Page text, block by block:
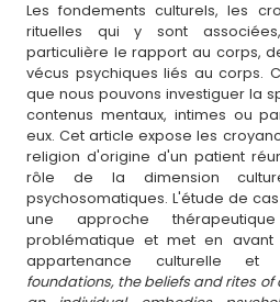
Les fondements culturels, les
rituelles qui y sont
particulière le rapport au corps,
vécus psychiques liés au corps.
que nous pouvons investiguer la
contenus mentaux, intimes ou
eux. Cet article expose les
religion d'origine d'un patient
rôle de la dimension
psychosomatiques. L'étude de
une approche
problématique et met en avant
appartenance culturelle et
foundations, the beliefs and rites of